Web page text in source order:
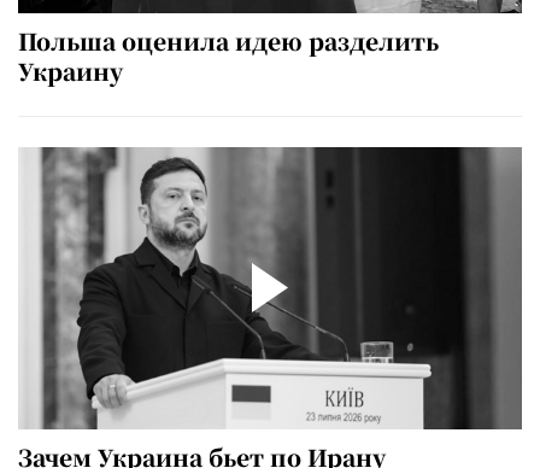
Польша оценила идею разделить
Украину
Зачем Украина бьет по Ирану